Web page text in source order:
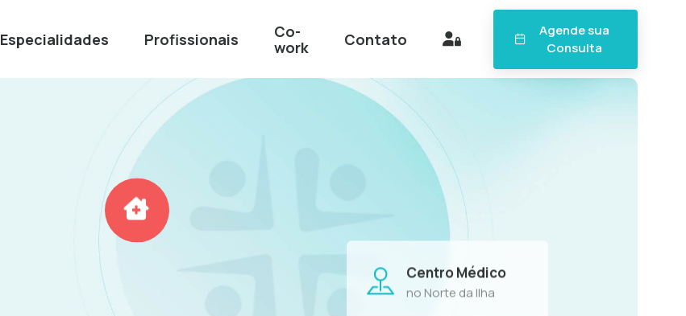
Especialidades Profissionais
Co-
work
Contato
Agende sua
Consulta
Centro Médico
no Norte da Ilha